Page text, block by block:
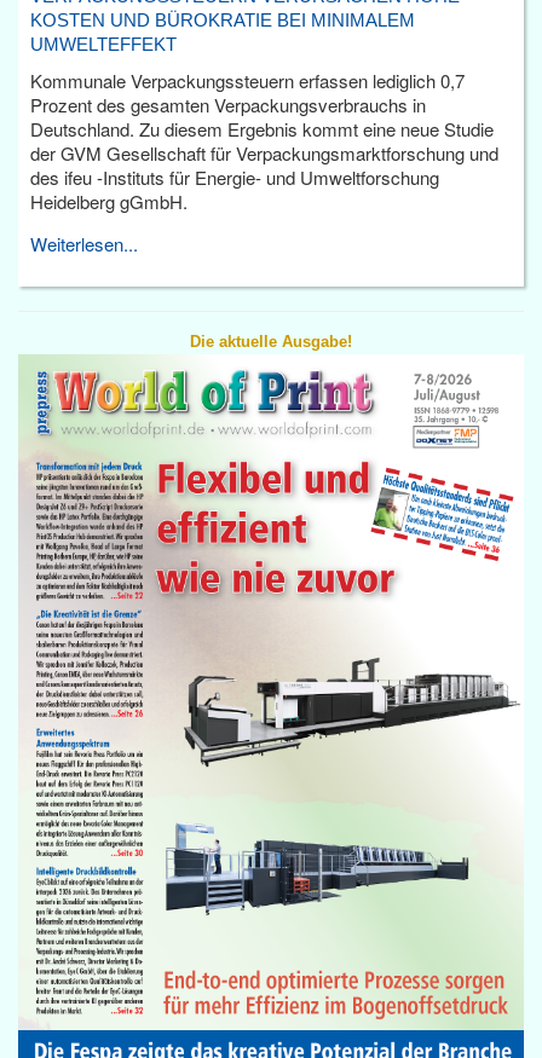
KOSTEN UND BÜROKRATIE BEI MINIMALEM
UMWELTEFFEKT
Kommunale Verpackungssteuern erfassen lediglich 0,7
Prozent des gesamten Verpackungsverbrauchs in
Deutschland. Zu diesem Ergebnis kommt eine neue Studie
der GVM Gesellschaft für Verpackungsmarktforschung und
des ifeu -Instituts für Energie- und Umweltforschung
Heidelberg gGmbH.
Weiterlesen...
Die aktuelle Ausgabe!